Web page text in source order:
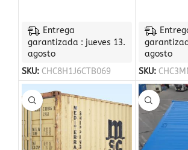
Entrega
garantizada : jueves 13.
agosto
SKU: CHC8H1J6CTB069
agosto
SKU: